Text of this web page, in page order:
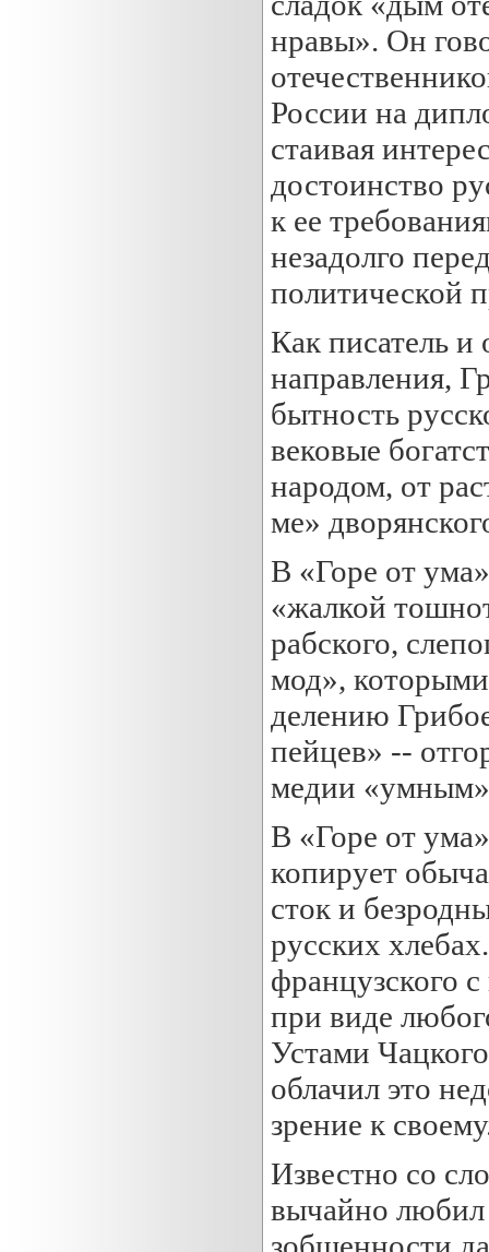
нравы». Он
России на
стаивая
достоинство
к ее
незадолго
политической
Как писатель и
направления,
бытность
вековые
народом, от
ме»
В «Горе от
«жалкой
рабского,
мод»,
делению
пейцев» --
медии
В «Горе от
копирует
сток и
русских
французского
при виде
Устами
облачил это
зрение к
Известно со
вычайно любил